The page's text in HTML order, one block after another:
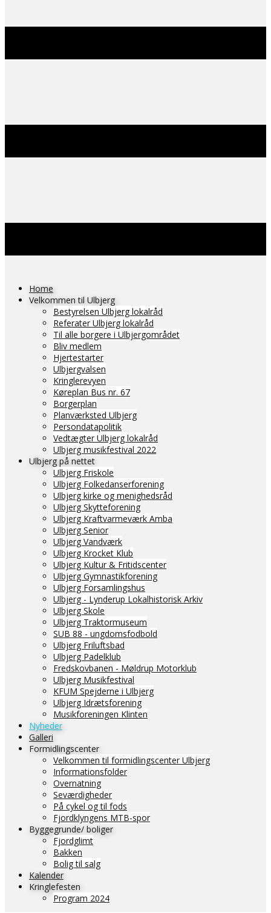
Home
Velkommen til Ulbjerg
Bestyrelsen Ulbjerg lokalråd
Referater Ulbjerg lokalråd
Til alle borgere i Ulbjergområdet
Bliv medlem
Hjertestarter
Ulbjergvalsen
Kringlerevyen
Køreplan Bus nr. 67
Borgerplan
Planværksted Ulbjerg
Persondatapolitik
Vedtægter Ulbjerg lokalråd
Ulbjerg musikfestival 2022
Ulbjerg på nettet
Ulbjerg Friskole
Ulbjerg Folkedanserforening
Ulbjerg kirke og menighedsråd
Ulbjerg Skytteforening
Ulbjerg Kraftvarmeværk Amba
Ulbjerg Senior
Ulbjerg Vandværk
Ulbjerg Krocket Klub
Ulbjerg Kultur & Fritidscenter
Ulbjerg Gymnastikforening
Ulbjerg Forsamlingshus
Ulbjerg - Lynderup Lokalhistorisk Arkiv
Ulbjerg Skole
Ulbjerg Traktormuseum
SUB 88 - ungdomsfodbold
Ulbjerg Friluftsbad
Ulbjerg Padelklub
Fredskovbanen - Møldrup Motorklub
Ulbjerg Musikfestival
KFUM Spejderne i Ulbjerg
Ulbjerg Idrætsforening
Musikforeningen Klinten
Nyheder
Galleri
Formidlingscenter
Velkommen til formidlingscenter Ulbjerg
Informationsfolder
Overnatning
Seværdigheder
På cykel og til fods
Fjordklyngens MTB-spor
Byggegrunde/ boliger
Fjordglimt
Bakken
Bolig til salg
Kalender
Kringlefesten
Program 2024